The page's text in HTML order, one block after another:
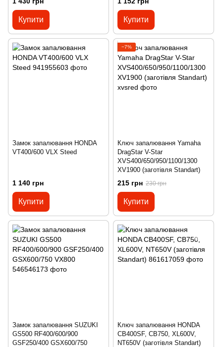
Купити Купити
Замок запалювання HONDA
VT400/600 VLX Steed
1 140 грн
Купити
−7%
Ключ запалювання Yamaha
DragStar V-Star
XVS400/650/950/1100/1300
XV1900 (заготівля Standart)
215 грн 230 грн
Купити
Замок запалювання SUZUKI
GS500 RF400/600/900
GSF250/400 GSX600/750
Ключ запалювання HONDA
СВ400SF, CB750, XL600V,
NT650V (заготівля Standart)